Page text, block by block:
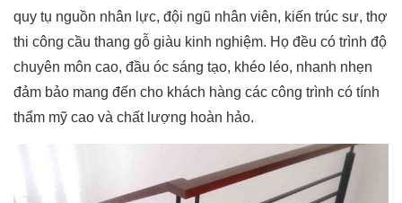
quy tụ nguồn nhân lực, đội ngũ nhân viên, kiến trúc sư, thợ
thi công cầu thang gỗ giàu kinh nghiệm. Họ đều có trình độ
chuyên môn cao, đầu óc sáng tạo, khéo léo, nhanh nhẹn
đảm bảo mang đến cho khách hàng các công trình có tính
thẩm mỹ cao và chất lượng hoàn hảo.